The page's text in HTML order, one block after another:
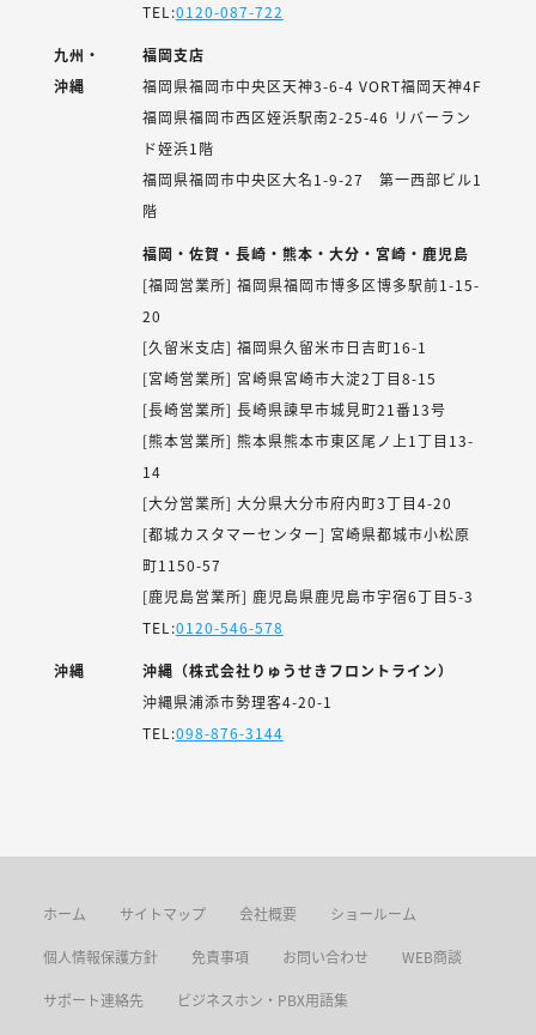
TEL:0120-087-722
九州・
沖縄
福岡支店
福岡県福岡市中央区天神3-6-4 VORT福岡天神4F
福岡県福岡市西区姪浜駅南2-25-46 リバーラン
ド姪浜1階
福岡県福岡市中央区大名1-9-27 第一西部ビル1
階
福岡・佐賀・長崎・熊本・大分・宮崎・鹿児島
[福岡営業所] 福岡県福岡市博多区博多駅前1-15-
20
[久留米支店] 福岡県久留米市日吉町16-1
[宮崎営業所] 宮崎県宮崎市大淀2丁目8-15
[長崎営業所] 長崎県諫早市城見町21番13号
[熊本営業所] 熊本県熊本市東区尾ノ上1丁目13-
14
[大分営業所] 大分県大分市府内町3丁目4-20
[都城カスタマーセンター] 宮崎県都城市小松原
町1150-57
[鹿児島営業所] 鹿児島県鹿児島市宇宿6丁目5-3
TEL:0120-546-578
沖縄
沖縄（株式会社りゅうせきフロントライン）
沖縄県浦添市勢理客4-20-1
TEL:098-876-3144
ホーム サイトマップ 会社概要 ショールーム
個人情報保護方針 免責事項 お問い合わせ WEB商談
サポート連絡先 ビジネスホン・PBX用語集